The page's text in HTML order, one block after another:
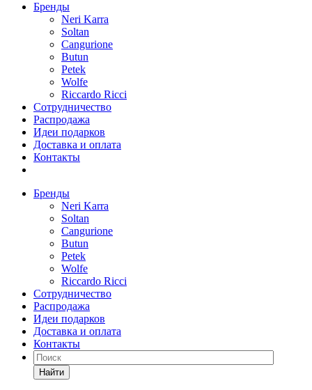
Бренды
Neri Karra
Soltan
Cangurione
Butun
Petek
Wolfe
Riccardo Ricci
Сотрудничество
Распродажа
Идеи подарков
Доставка и оплата
Контакты
Бренды
Neri Karra
Soltan
Cangurione
Butun
Petek
Wolfe
Riccardo Ricci
Сотрудничество
Распродажа
Идеи подарков
Доставка и оплата
Контакты
Найти